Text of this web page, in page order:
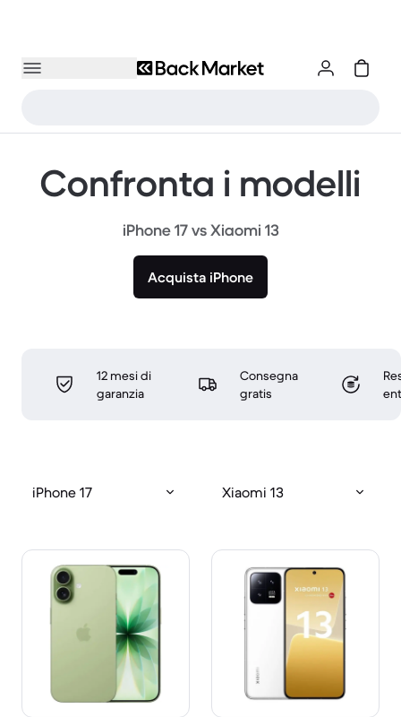
Confronta i modelli
iPhone 17 vs Xiaomi 13
Acquista iPhone
12 mesi di
garanzia
Consegna
gratis
iPhone 17 Xiaomi 13